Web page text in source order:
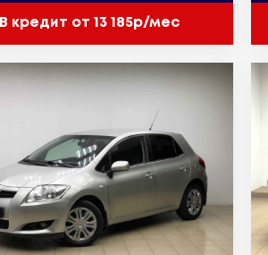
В кредит от 13 185р/мес